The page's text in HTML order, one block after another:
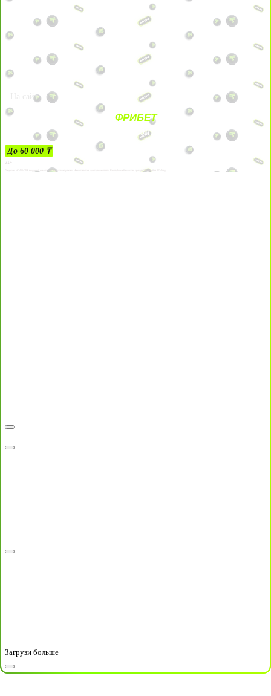
На сайт
ФРИБЕТ
ЗА ДЕПОЗИТЫ
До 60 000 ₸
21+
Лицензии №24514359, выданной комитетом индустрии туризма Министерства культуры и спорта Республики Казахстан срок до 27 сентября 2034 года.
Загрузи больше